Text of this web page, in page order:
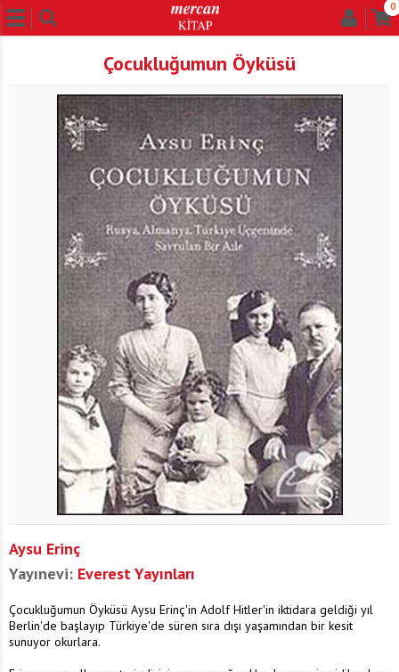
0
Çocukluğumun Öyküsü
Aysu Erinç
Yayınevi: Everest Yayınları
Çocukluğumun Öyküsü Aysu Erinç'in Adolf Hitler'in iktidara geldiği yıl
Berlin'de başlayıp Türkiye'de süren sıra dışı yaşamından bir kesit
sunuyor okurlara.